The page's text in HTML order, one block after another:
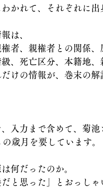
かれて、それぞれに
は、
者、親権者との関係
、死亡区分、本籍地、
けの情報が、巻末の
入力まで含めて、菊
歳月を要しています。
何だったのか。
と思った」とおっしゃ